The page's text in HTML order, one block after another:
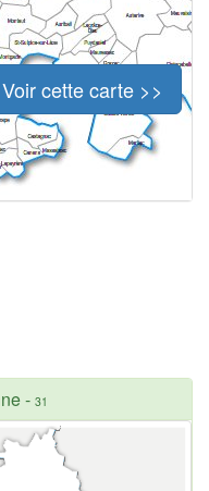
Voir cette carte >>
- 31